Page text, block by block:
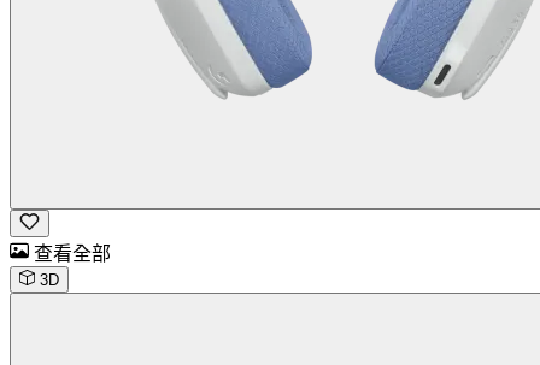
查看全部
3D